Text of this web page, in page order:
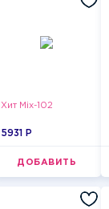
Хит Mix-102
5931 P
ДОБАВИТЬ